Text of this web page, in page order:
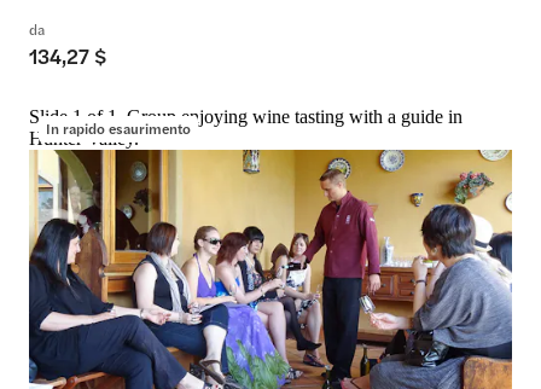
da
134,27 $
In rapido esaurimento
Slide 1 of 1, Group enjoying wine tasting with a guide in
Hunter Valley.